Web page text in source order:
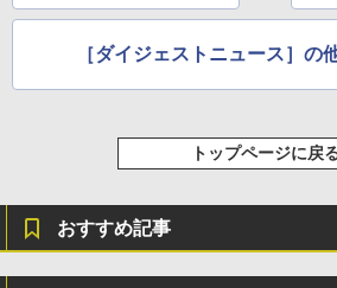
［ダイジェストニュース］の
トップページに戻
おすすめ記事